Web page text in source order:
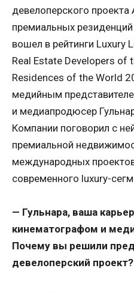
девелоперского проекта
премиальных
вошел в рейтинги Luxury
Real Estate Developers of
Residences of the World
медийным
и медиапродюсер
Компании поговорил с
премиальной
международных
современного luxury-
— Гульнара, ваша
кинематографом и
Почему вы решили
девелоперский проект?